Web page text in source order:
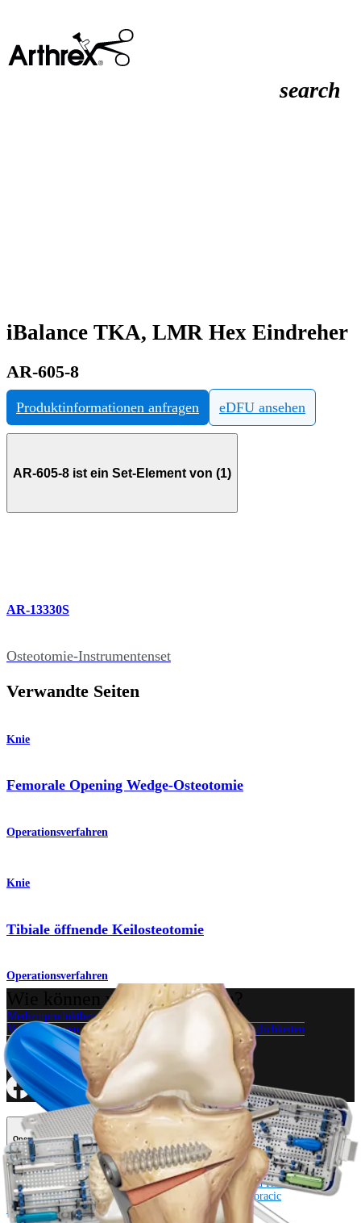
search
iBalance TKA, LMR Hex Eindreher
AR-605-8
Produktinformationen anfragen eDFU ansehen
AR-605-8 ist ein Set-Element von (1)
AR-13330S
Osteotomie-Instrumentenset
Verwandte Seiten
Knie
Femorale Opening Wedge-Osteotomie
Operationsverfahren
Knie
Tibiale öffnende Keilosteotomie
Operationsverfahren
Wie können wir Ihnen helfen?
Medizinproduktberater:in kontaktieren
Veranstaltungen, Lab-Vorführungen und Schulungsmöglichkeiten
ansehen
Unseren Newsletter abonnieren
Besuchen Sie uns
Operationsverfahren
SchulterKnieEllenbogenSchulterendoprothetikHand und HandgelenkFuß
und SprunggelenkTraumaHüfteOrthobiologie Cardiothoracic
SurgeryWirbelsäule